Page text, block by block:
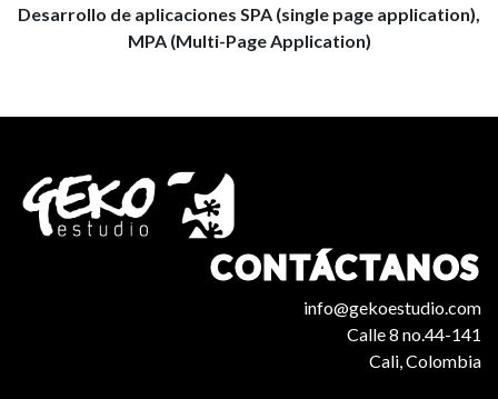
Desarrollo de aplicaciones SPA (single page application),
MPA (Multi-Page Application)
CONTÁCTANOS
info@gekoestudio.com
Calle 8 no.44-141
Cali, Colombia